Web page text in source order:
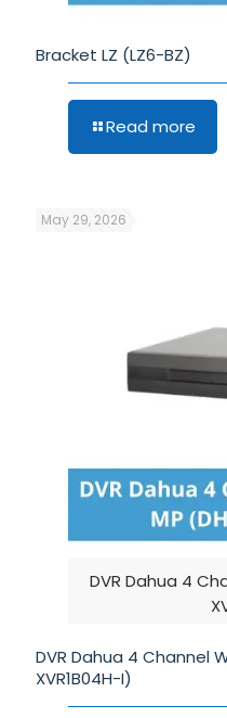
Bracket LZ (LZ6-BZ)
Read more
DVR Dahua 4
May 29, 2026
DVR Dahua 4 Channel
XVR1B04H-I)